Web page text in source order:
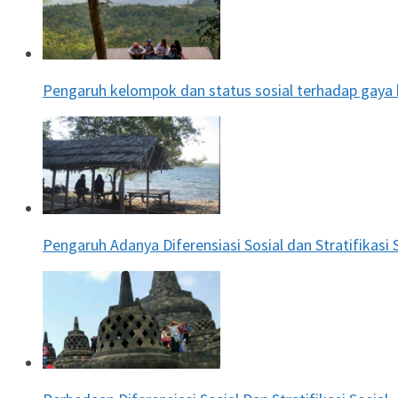
Pengaruh kelompok dan status sosial terhadap gaya
Pengaruh Adanya Diferensiasi Sosial dan Stratifikasi